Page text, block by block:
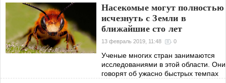
Насекомые могут полностью
исчезнуть с Земли в
ближайшие сто лет
13 февраль 2019, 11:48 0
Ученые многих стран занимаются
исследованиями в этой области. Они
говорят об ужасно быстрых темпах